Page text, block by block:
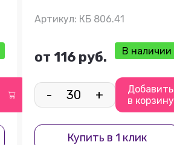
Артикул: КБ 806.41
от 116 руб. В наличии
- +
Добавить
в корзину
Купить в 1 клик